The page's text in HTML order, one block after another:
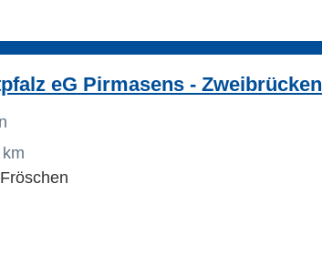
eG Pirmasens - Zweibrücken